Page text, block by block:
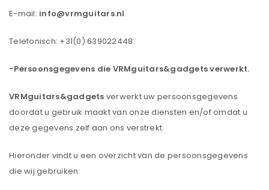
E-mail: info@vrmguitars.nl
Telefonisch: +31(0) 639022448
-Persoonsgegevens die VRMguitars&gadgets verwerkt.
VRMguitars&gadgets verwerkt uw persoonsgegevens
doordat u gebruik maakt van onze diensten en/of omdat u
deze gegevens zelf aan ons verstrekt.
Hieronder vindt u een overzicht van de persoonsgegevens
die wij gebruiken: